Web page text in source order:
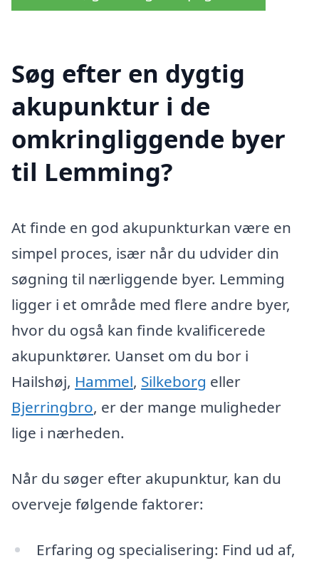
Søg efter en dygtig
akupunktur i de
omkringliggende byer
til Lemming?
At finde en god akupunkturkan være en
simpel proces, især når du udvider din
søgning til nærliggende byer. Lemming
ligger i et område med flere andre byer,
hvor du også kan finde kvalificerede
akupunktører. Uanset om du bor i
Hailshøj, Hammel, Silkeborg eller
Bjerringbro, er der mange muligheder
lige i nærheden.
Når du søger efter akupunktur, kan du
overveje følgende faktorer:
Erfaring og specialisering: Find ud af,